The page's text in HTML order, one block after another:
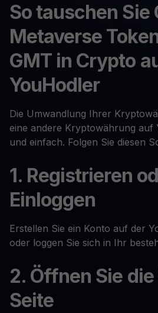
So tauschen Sie
Metaverse
GMT in Crypto
YouHodler
Die Umwandlung Ihrer
eine andere Kryptowährung auf
und einfach. Folgen Sie diesen
1. Registrieren
Einloggen
Erstellen Sie ein Konto auf der
oder loggen Sie sich in Ihr
2. Öffnen Sie
Seite